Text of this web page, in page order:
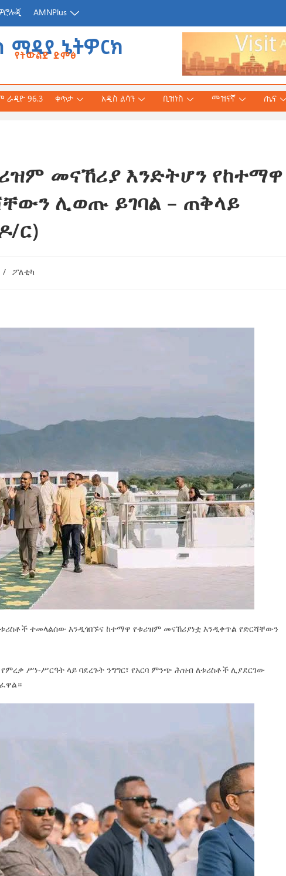
AMNPlus
ሚዲያ ኔትዎርክ
የትውልድ ድምፅ
እና
አሕመድ (ዶ/ር)
ተተርጉሞ በቅርቡ
July 3, 2026
ራዲዮ 96.3 ቀጥታ አዲስ ልሳን ቢዝነስ መዝናኛ ጤና
መናኸሪያ እንድትሆን የከተማዋ
ሊወጡ ይገባል – ጠቅላይ
ር)
/ ፖለቲካ
ተመላልሰው እንዲጎበኙና ከተማዋ የቱሪዝም መናኸሪያነቷ እንዲቀጥል የድርሻቸውን
ሥነ-ሥርዓት ላይ ባደረጉት ንግግር፣ የአርባ ምንጭ ሕዝብ ለቱሪስቶች ሊያደርገው